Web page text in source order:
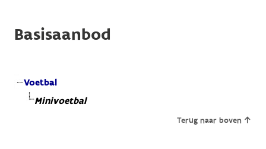
Basisaanbod
Voetbal
Minivoetbal
Terug naar boven